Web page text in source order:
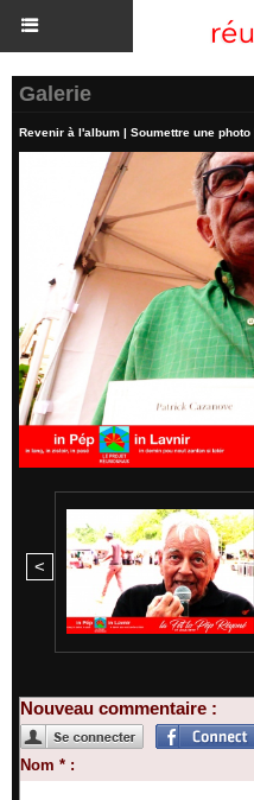
Galerie
Revenir à l'album | Soumettre une photo
<
Nouveau commentaire :
Nom * :